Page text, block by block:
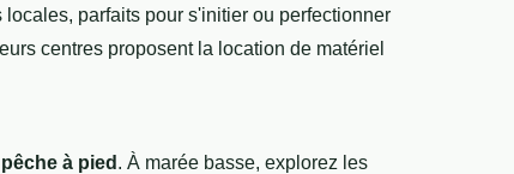
parfaits pour s'initier ou perfectionner
centres proposent la location de matériel
pêche à pied . À marée basse, explorez les